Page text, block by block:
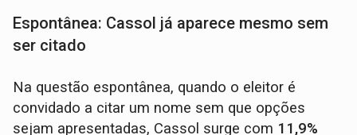
Espontânea: Cassol já aparece mesmo sem
ser citado
Na questão espontânea, quando o eleitor é
convidado a citar um nome sem que opções
sejam apresentadas, Cassol surge com 11,9%